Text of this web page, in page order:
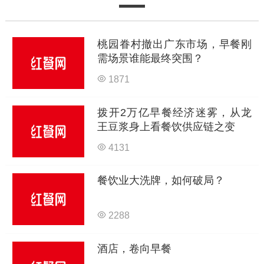
桃园眷村撤出广东市场，早餐刚
需场景谁能最终突围？
1871
拨开2万亿早餐经济迷雾，从龙
王豆浆身上看餐饮供应链之变
4131
餐饮业大洗牌，如何破局？
2288
酒店，卷向早餐